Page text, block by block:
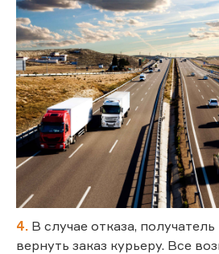
4. В случае отказа,
вернуть заказ курьеру. Все